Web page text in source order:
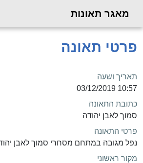
מאגר תאונות
פרטי תאונה
תאריך ושעה
10:57 03/12/2019
כתובת התאונה
סמוך לאבן יהודה
פרטי התאונה
נפל מגובה במתחם מסחרי סמוך לאבן
מקור ראשוני